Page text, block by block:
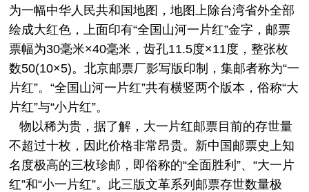
为一幅中华人民共和国地图，地图上除台湾省外全部
绘成大红色，上面印有“全国山河一片红”金字，邮票
票幅为30毫米×40毫米，齿孔11.5度×11度，整张枚
数50(10×5)。北京邮票厂影写版印制，集邮者称为“一
片红”。“全国山河一片红”共有横竖两个版本，俗称“大
片红”与“小片红”。
物以稀为贵，据了解， 大一片红邮票目前的存世量
不超过十枚，因此价格非常昂贵。新中国邮票史上知
名度极高的三枚珍邮，即俗称的“全面胜利”、“大一片
红”和“小一片红”。此三版文革系列邮票存世数量极